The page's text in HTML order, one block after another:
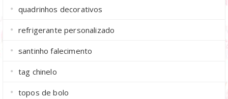
quadrinhos decorativos
refrigerante personalizado
santinho falecimento
tag chinelo
topos de bolo